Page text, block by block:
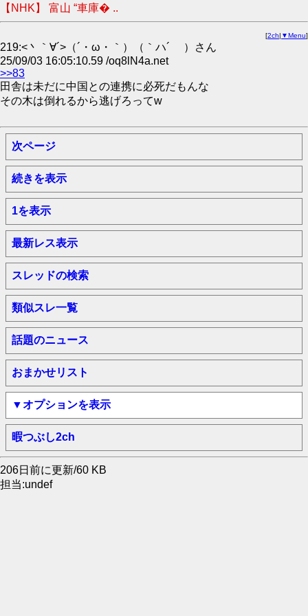
【NHK】 富山 “車庫� ..
[2ch| ▼Menu]
219:<丶｀∀´>（´・ω・｀）（｀ハ´ ）さん
25/09/03 16:05:10.59 /oq8lN4a.net
>>83
田舎は未だに中国との連携に必死だもんな
その木は倒れるから逃げろってw
次ページ
続きを表示
1を表示
最新レス表示
スレッドの検索
類似スレ一覧
話題のニュース
おまかせリスト
▼オプションを表示
暇つぶし2ch
206日前に更新/60 KB
担当:undef